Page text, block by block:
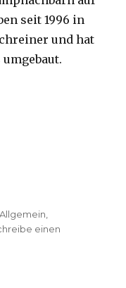
seit 1996 in
und hat
Kategorien
Allgemein
einen